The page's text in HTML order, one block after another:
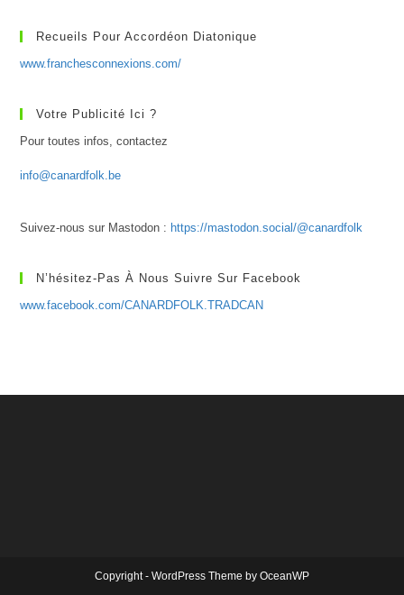
Recueils Pour Accordéon Diatonique
www.franchesconnexions.com/
Votre Publicité Ici ?
Pour toutes infos, contactez
info@canardfolk.be
Suivez-nous sur Mastodon : https://mastodon.social/@canardfolk
N’hésitez-Pas À Nous Suivre Sur Facebook
www.facebook.com/CANARDFOLK.TRADCAN
Copyright - WordPress Theme by OceanWP